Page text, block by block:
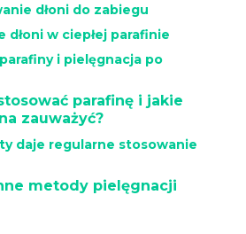
dłoni do zabiegu
dłoni w ciepłej parafinie
i pielęgnacja po
parafinę i jakie
zauważyć?
daje regularne stosowanie
metody pielęgnacji